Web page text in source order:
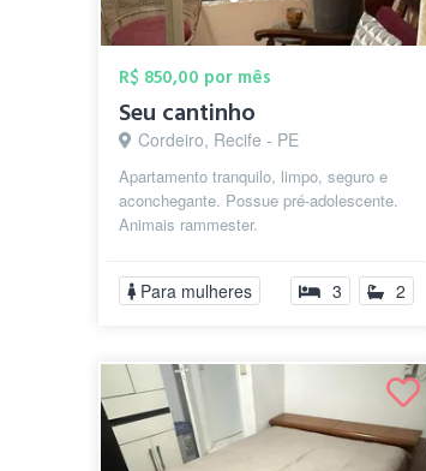
R$ 850,00 por mês
Seu cantinho
Cordeiro, Recife - PE
Apartamento tranquilo, limpo, seguro e
aconchegante. Possue pré-adolescente.
Animais rammester.
Para mulheres 3 2